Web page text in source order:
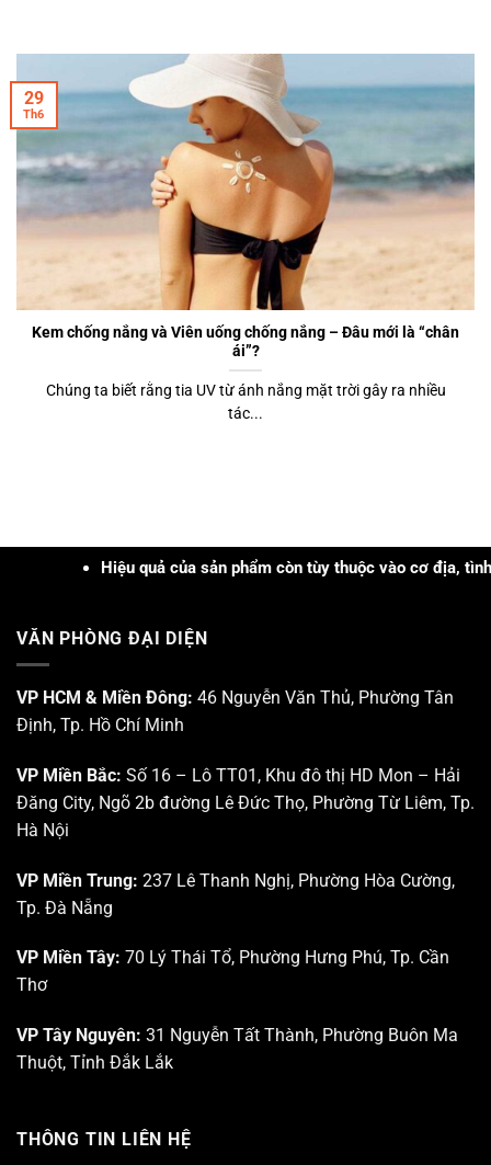
Kem chống nắng và Viên uống chống nắng – Đâu mới là “chân
ái”?
Chúng ta biết rằng tia UV từ ánh nắng mặt trời gây ra nhiều
tác...
29
Th6
Hiệu quả của sản phẩm còn tùy thuộc vào cơ địa, tình
VĂN PHÒNG ĐẠI DIỆN
VP HCM & Miền Đông: 46 Nguyễn Văn Thủ, Phường Tân
Định, Tp. Hồ Chí Minh
VP Miền Bắc: Số 16 – Lô TT01, Khu đô thị HD Mon – Hải
Đăng City, Ngõ 2b đường Lê Đức Thọ, Phường Từ Liêm, Tp.
Hà Nội
VP Miền Trung: 237 Lê Thanh Nghị, Phường Hòa Cường,
Tp. Đà Nẵng
VP Miền Tây: 70 Lý Thái Tổ, Phường Hưng Phú, Tp. Cần
Thơ
VP Tây Nguyên: 31 Nguyễn Tất Thành, Phường Buôn Ma
Thuột, Tỉnh Đắk Lắk
THÔNG TIN LIÊN HỆ